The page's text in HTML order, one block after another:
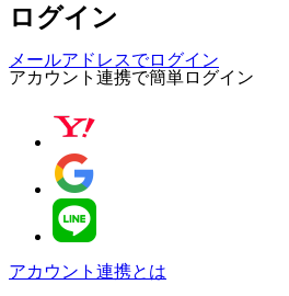
ログイン
メールアドレスでログイン
アカウント連携で簡単ログイン
アカウント連携とは